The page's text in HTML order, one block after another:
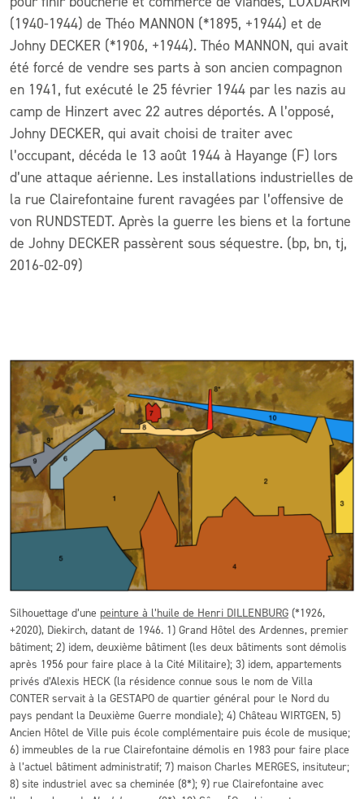
(1940-1944) de Théo MANNON (*1895, +1944) et de
Johny DECKER (*1906, +1944). Théo MANNON, qui avait
été forcé de vendre ses parts à son ancien compagnon
en 1941, fut exécuté le 25 février 1944 par les nazis au
camp de Hinzert avec 22 autres déportés. A l’opposé,
Johny DECKER, qui avait choisi de traiter avec
l’occupant, décéda le 13 août 1944 à Hayange (F) lors
d’une attaque aérienne. Les installations industrielles de
la rue Clairefontaine furent ravagées par l’offensive de
von RUNDSTEDT. Après la guerre les biens et la fortune
de Johny DECKER passèrent sous séquestre. (bp, bn, tj,
2016-02-09)
Silhouettage d’une peinture à l’huile de Henri DILLENBURG (*1926,
+2020), Diekirch, datant de 1946. 1) Grand Hôtel des Ardennes, premier
bâtiment; 2) idem, deuxième bâtiment (les deux bâtiments sont démolis
après 1956 pour faire place à la Cité Militaire); 3) idem, appartements
privés d’Alexis HECK (la résidence connue sous le nom de Villa
CONTER servait à la GESTAPO de quartier général pour le Nord du
pays pendant la Deuxième Guerre mondiale); 4) Château WIRTGEN, 5)
Ancien Hôtel de Ville puis école complémentaire puis école de musique;
6) immeubles de la rue Clairefontaine démolis en 1983 pour faire place
à l’actuel bâtiment administratif; 7) maison Charles MERGES, insituteur;
8) site industriel avec sa cheminée (8*); 9) rue Clairefontaine avec